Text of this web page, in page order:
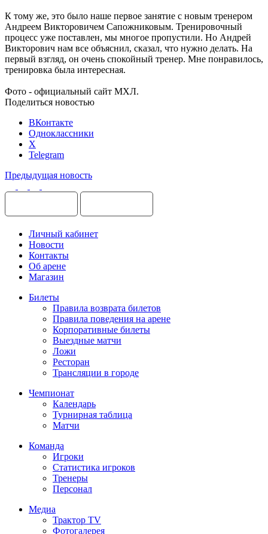
К тому же, это было наше первое занятие с новым тренером
Андреем Викторовичем Сапожниковым. Тренировочный
процесс уже поставлен, мы многое пропустили. Но Андрей
Викторович нам все объяснил, сказал, что нужно делать. На
первый взгляд, он очень спокойный тренер. Мне понравилось,
тренировка была интересная.
Фото - официальный сайт МХЛ.
Поделиться новостью
ВКонтакте
Одноклассники
X
Telegram
Предыдущая новость
Личный кабинет
Новости
Контакты
Об арене
Магазин
Билеты
Правила возврата билетов
Правила поведения на арене
Корпоративные билеты
Выездные матчи
Ложи
Ресторан
Трансляции в городе
Чемпионат
Календарь
Турнирная таблица
Матчи
Команда
Игроки
Статистика игроков
Тренеры
Персонал
Медиа
Трактор TV
Фотогалерея